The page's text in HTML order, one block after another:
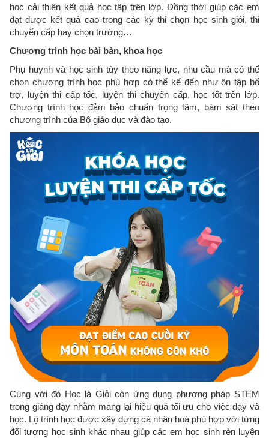
học cải thiện kết quả học tập trên lớp. Đồng thời giúp các em
đạt được kết quả cao trong các kỳ thi chọn học sinh giỏi, thi
chuyển cấp hay chọn trường…
Chương trình học bài bản, khoa học
Phụ huynh và học sinh tùy theo năng lực, nhu cầu mà có thể
chọn chương trình học phù hợp có thể kể đến như ôn tập bổ
trợ, luyện thi cấp tốc, luyện thi chuyển cấp, học tốt trên lớp.
Chương trình học đảm bảo chuẩn trọng tâm, bám sát theo
chương trình của Bộ giáo dục và đào tạo.
Cùng với đó Học là Giỏi còn ứng dụng phương pháp STEM
trong giảng dạy nhằm mang lại hiệu quả tối ưu cho việc dạy và
học. Lộ trình học được xây dựng cá nhân hoá phù hợp với từng
đối tượng học sinh khác nhau giúp các em học sinh rèn luyện